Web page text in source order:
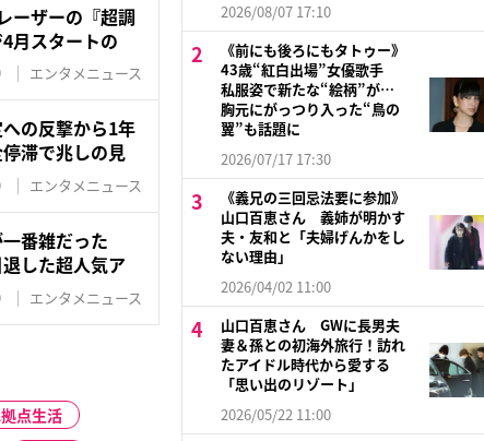
ーザーの『超調
月スタートの
エンタメニュース
の反撃から1年
滞で兆しの見
エンタメニュース
番雑だった
した超人気ア
エンタメニュース
点生活
2026/08/07 17:10
《前にも後ろにもタトゥー》
43歳“紅白出場”女優歌手
私服姿で新たな“絵柄”が…
胸元にがっつり入った“鳥の
翼”も話題に
2026/07/17 17:30
《義兄の三回忌法要に参加》
山口百恵さん 義姉が明かす
夫・友和と「夫婦げんかをし
ない理由」
2026/04/02 11:00
山口百恵さん GWに長男夫
妻＆孫との初海外旅行！訪れ
たアイドル時代から愛する
「思い出のリゾート」
2026/05/22 11:00